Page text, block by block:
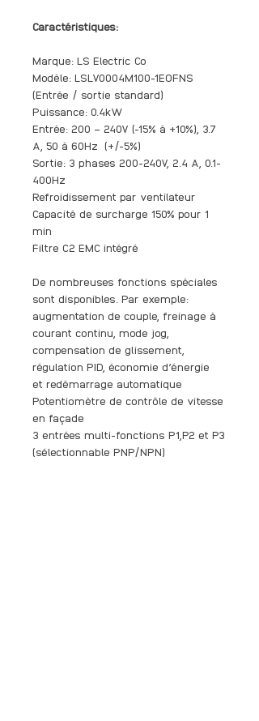
Caractéristiques:
Marque: LS Electric Co
Modèle: LSLV0004M100-1EOFNS
(Entrée / sortie standard)
Puissance: 0.4kW
Entrée: 200 – 240V (-15% à +10%), 3.7
A, 50 à 60Hz (+/-5%)
Sortie: 3 phases 200-240V, 2.4 A, 0.1-
400Hz
Refroidissement par ventilateur
Capacité de surcharge 150% pour 1
min
Filtre C2 EMC intégré
De nombreuses fonctions spéciales
sont disponibles. Par exemple:
augmentation de couple, freinage à
courant continu, mode jog,
compensation de glissement,
régulation PID, économie d’énergie
et redémarrage automatique
Potentiomètre de contrôle de vitesse
en façade
3 entrées multi-fonctions P1,P2 et P3
(sélectionnable PNP/NPN)